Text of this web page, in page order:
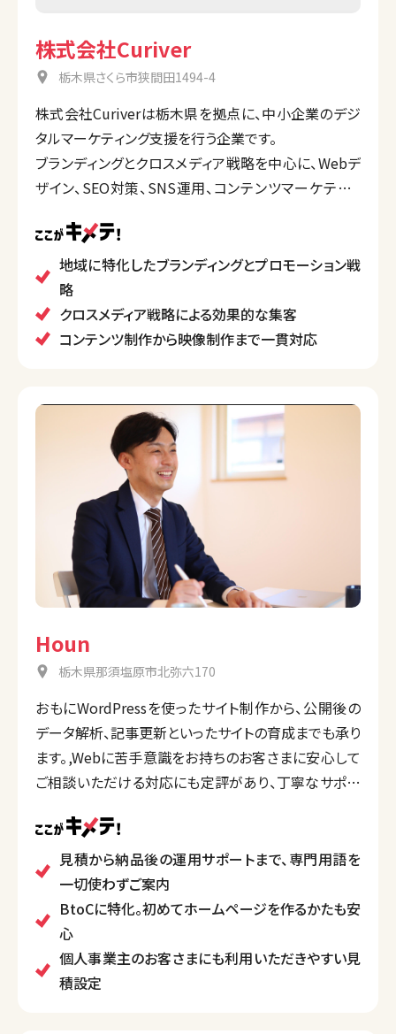
株式会社Curiver
栃木県さくら市狭間田1494-4
株式会社Curiverは栃木県を拠点に、中小企業のデジ
タルマーケティング支援を行う企業です。
ブランディングとクロスメディア戦略を中心に、Webデ
ザイン、SEO対策、SNS運用、コンテンツマーケティン
けの集客やPRを強化し、クライアントの売上拡大を目
指しています。
また、地元のローカルメディアと連携し、地域に根ざし
たブランディング支援も実施しています。
地域に特化したブランディングとプロモーション戦
略
クロスメディア戦略による効果的な集客
コンテンツ制作から映像制作まで一貫対応
Houn
栃木県那須塩原市北弥六170
おもにWordPressを使ったサイト制作から、公開後の
データ解析、記事更新といったサイトの育成までも承り
ます。,Webに苦手意識をお持ちのお客さまに安心して
ご相談いただける対応にも定評があり、丁寧なサポー
見積から納品後の運用サポートまで、専門用語を
一切使わずご案内
BtoCに特化。初めてホームページを作るかたも安
心
個人事業主のお客さまにも利用いただきやすい見
積設定